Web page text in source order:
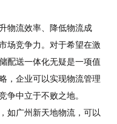
物流效率、降低物流成
场竞争力。对于希望在激
配送一体化无疑是一项值
，企业可以实现物流管理
争中立于不败之地。
如广州新天地物流，可以